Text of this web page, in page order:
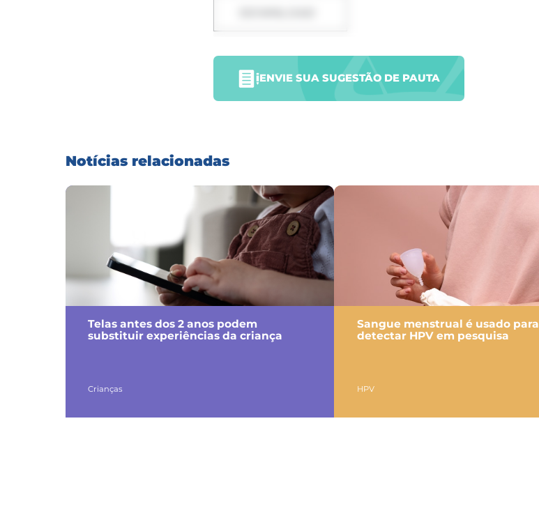
ENVIE SUA SUGESTÃO DE PAUTA
Notícias relacionadas
Telas antes dos 2 anos podem
substituir experiências da criança
Crianças
Sangue menstrual é usado para
detectar HPV em pesquisa
HPV